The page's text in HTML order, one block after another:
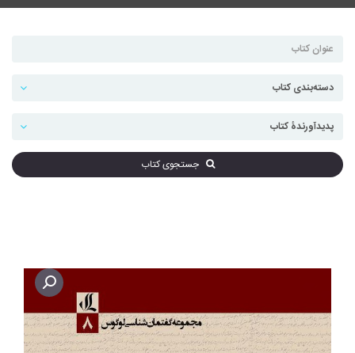
جستجوی کتاب